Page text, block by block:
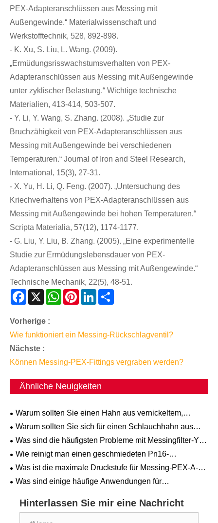
PEX-Adapteranschlüssen aus Messing mit
Außengewinde.“ Materialwissenschaft und
Werkstofftechnik, 528, 892-898.
- K. Xu, S. Liu, L. Wang. (2009).
„Ermüdungsrisswachstumsverhalten von PEX-
Adapteranschlüssen aus Messing mit Außengewinde
unter zyklischer Belastung.“ Wichtige technische
Materialien, 413-414, 503-507.
- Y. Li, Y. Wang, S. Zhang. (2008). „Studie zur
Bruchzähigkeit von PEX-Adapteranschlüssen aus
Messing mit Außengewinde bei verschiedenen
Temperaturen.“ Journal of Iron and Steel Research,
International, 15(3), 27-31.
- X. Yu, H. Li, Q. Feng. (2007). „Untersuchung des
Kriechverhaltens von PEX-Adapteranschlüssen aus
Messing mit Außengewinde bei hohen Temperaturen.“
Scripta Materialia, 57(12), 1174-1177.
- G. Liu, Y. Liu, B. Zhang. (2005). „Eine experimentelle
Studie zur Ermüdungslebensdauer von PEX-
Adapteranschlüssen aus Messing mit Außengewinde.“
Technische Mechanik, 22(5), 48-51.
Facebook
X WhatsAppPinterestLinkedIn
Vorherige :
Wie funktioniert ein Messing-Rückschlagventil?
Nächste :
Können Messing-PEX-Fittings vergraben werden?
Ähnliche Neuigkeiten
Warum sollten Sie einen Hahn aus vernickeltem,
geschmiedetem Messing anderen Optionen vorziehen?
Warum sollten Sie sich für einen Schlauchhahn aus
Messing mit T-Griff für Ihren Außenschlauchanschluss
entscheiden?
Was sind die häufigsten Probleme mit Messingfilter-Y-
Siebventilen und wie können sie behoben werden?
Wie reinigt man einen geschmiedeten Pn16-
Messingschieber?
Was ist die maximale Druckstufe für Messing-PEX-A-
Anschlusskupplungen?
Was sind einige häufige Anwendungen für
Sanitärsystemen?
Hinterlassen Sie mir eine Nachricht